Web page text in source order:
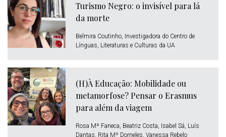
Turismo Negro: o invisível para lá
da morte
Belmira Coutinho, Investigadora do Centro de
Línguas, Literaturas e Culturas da UA
(H)À Educação: Mobilidade ou
metamorfose? Pensar o Erasmus
para além da viagem
Rosa Mª Faneca, Beatriz Costa, Isabel Sá, Luís
Dantas, Rita Mª Dorneles, Vanessa Rebelo